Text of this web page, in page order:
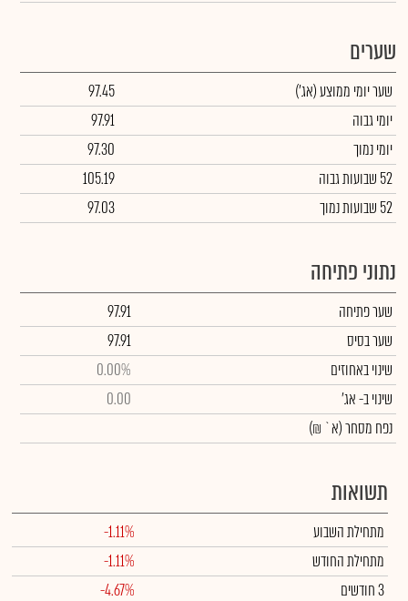
שערים
שער יומי ממוצע(אג')
97.45
יומי גבוה
97.91
יומי נמוך
97.30
52 שבועות גבוה
105.19
52 שבועות נמוך
97.03
נתוני פתיחה
שער פתיחה
97.91
שער בסיס
97.91
שינוי באחוזים
0.00%
שינויב- אג'
0.00
נפח מסחר(א` ₪)
תשואות
מתחילת השבוע
-1.11%
מתחילת החודש
-1.11%
3 חודשים
-4.67%